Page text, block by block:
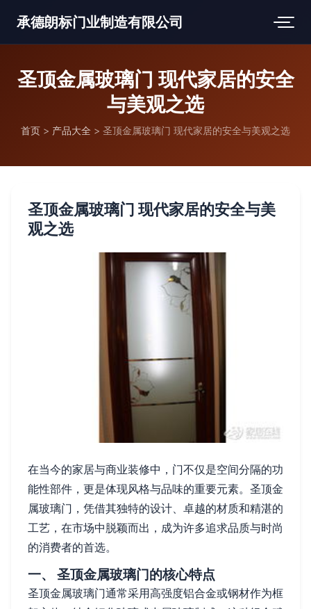
承德朗标门业制造有限公司
圣顶金属玻璃门 现代家居的安全
与美观之选
首页 > 产品大全 > 圣顶金属玻璃门 现代家居的安全与美观之选
圣顶金属玻璃门 现代家居的安全与美
观之选
在当今的家居与商业装修中，门不仅是空间分隔的功
能性部件，更是体现风格与品味的重要元素。圣顶金
属玻璃门，凭借其独特的设计、卓越的材质和精湛的
工艺，在市场中脱颖而出，成为许多追求品质与时尚
的消费者的首选。
一、 圣顶金属玻璃门的核心特点
圣顶金属玻璃门通常采用高强度铝合金或钢材作为框